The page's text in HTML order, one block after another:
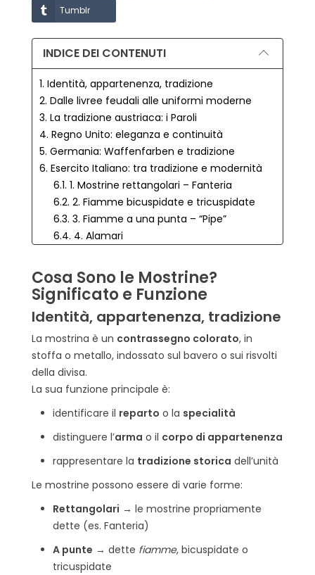
Tumblr
INDICE DEI CONTENUTI
1. Identità, appartenenza, tradizione
2. Dalle livree feudali alle uniformi moderne
3. La tradizione austriaca: i Paroli
4. Regno Unito: eleganza e continuità
5. Germania: Waffenfarben e tradizione
6. Esercito Italiano: tra tradizione e modernità
6.1. 1. Mostrine rettangolari – Fanteria
6.2. 2. Fiamme bicuspidate e tricuspidate
6.3. 3. Fiamme a una punta – “Pipe”
6.4. 4. Alamari
6.6. 2. Cosa distingue una mostrina da un
alamare?
6.7. 3. Le fiamme sono mostrine?
6.8. 4. Le mostrine identificano il grado?
6.9. 5. Esistono mostrine per collezionisti?
Cosa Sono le Mostrine?
Significato e Funzione
Identità, appartenenza, tradizione
La mostrina è un contrassegno colorato, in
stoffa o metallo, indossato sul bavero o sui risvolti
della divisa.
La sua funzione principale è:
identificare il reparto o la specialità
distinguere l’arma o il corpo di appartenenza
rappresentare la tradizione storica dell’unità
Le mostrine possono essere di varie forme:
Rettangolari → le mostrine propriamente
dette (es. Fanteria)
A punte → dette fiamme, bicuspidate o
tricuspidate